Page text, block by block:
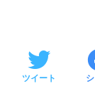
ツイート